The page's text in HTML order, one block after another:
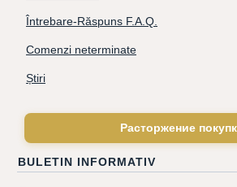
Întrebare-Răspuns F.A.Q.
Comenzi neterminate
Știri
Расторжение
BULETIN INFORMATIV